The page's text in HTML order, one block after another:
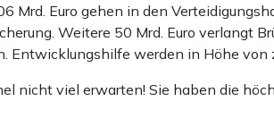
Mrd. Euro gehen in den
Weitere 50 Mrd. Euro verlangt
Entwicklungshilfe werden in Höhe von
nicht viel erwarten! Sie haben die